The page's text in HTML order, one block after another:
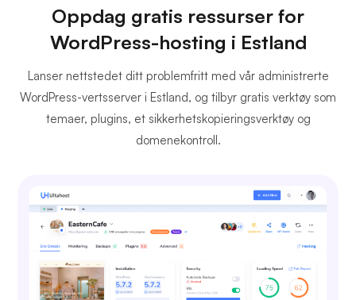
Oppdag gratis ressurser for
WordPress-hosting i Estland
Lanser nettstedet ditt problemfritt med vår administrerte
WordPress-vertsserver i Estland, og tilbyr gratis verktøy som
temaer, plugins, et sikkerhetskopieringsverktøy og
domenekontroll.